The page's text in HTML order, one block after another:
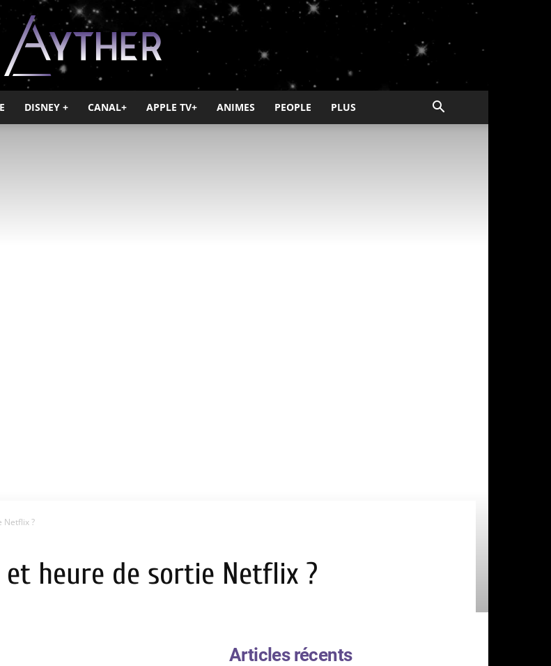
Ayther
DISNEY + CANAL+ APPLE TV+ ANIMES PEOPLE PLUS
Netflix ?
et heure de sortie Netflix ?
Articles récents